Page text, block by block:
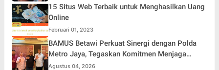
15 Situs Web Terbaik untuk Menghasilkan Uang
Online
Februari 01, 2023
BAMUS Betawi Perkuat Sinergi dengan Polda
Metro Jaya, Tegaskan Komitmen Menjaga
Jakarta Aman, Damai, dan Kondusif Jelang HUT
Agustus 04, 2026